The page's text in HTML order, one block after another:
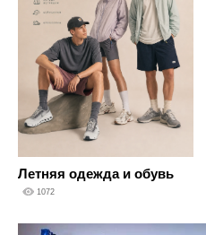
Летняя одежда и обувь
1072